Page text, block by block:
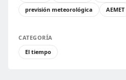
previsión meteorológica
AEMET
CATEGORÍA
El tiempo